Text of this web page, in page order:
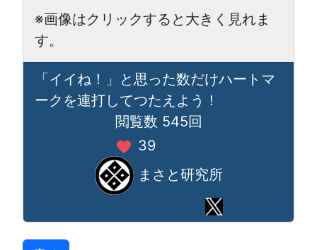
※画像はクリックすると大きく見れま
す。
「イイね！」と思った数だけハートマ
ークを連打してつたえよう！
閲覧数 545回
favorite 39
まさと研究所